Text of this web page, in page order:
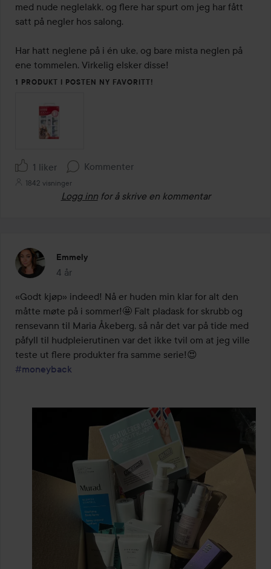
med nude neglelakk, og flere har spurt om jeg har fått
satt på negler hos salong.
Har hatt neglene på i én uke, og bare mista neglen på
ene tommelen. Virkelig elsker disse!
1 PRODUKT I POSTEN NY FAVORITT!
1 liker Kommenter
1842 visninger
Logg inn for å skrive en kommentar
Emmely
4 år
Innlegget ble opprettet 4 år
«Godt kjøp» indeed! Nå er huden min klar for alt den
måtte møte på i sommer!🤩 Falt pladask for skrubb og
rensevann til Maria Åkeberg, så når det var på tide med
påfyll til hudpleierutinen var det ikke tvil om at jeg ville
#moneyback